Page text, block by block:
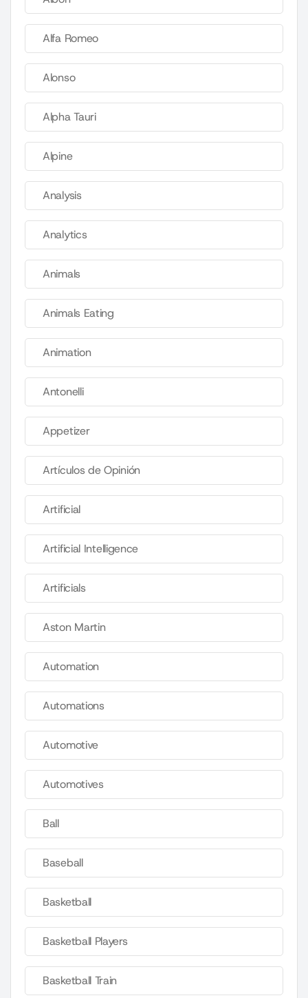
Alfa Romeo
Alonso
Alpha Tauri
Alpine
Analysis
Analytics
Animals
Animals Eating
Animation
Antonelli
Appetizer
Artículos de Opinión
Artificial
Artificial Intelligence
Artificials
Aston Martin
Automation
Automations
Automotive
Automotives
Ball
Baseball
Basketball
Basketball Players
Basketball Train